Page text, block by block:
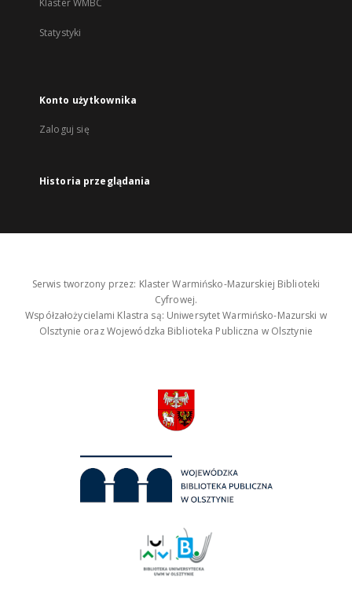
Klaster WMBC
Statystyki
Konto użytkownika
Zaloguj się
Historia przeglądania
Serwis tworzony przez: Klaster Warmińsko-Mazurskiej Biblioteki
Cyfrowej.
Współzałożycielami Klastra są: Uniwersytet Warmińsko-Mazurski w
Olsztynie oraz Wojewódzka Biblioteka Publiczna w Olsztynie